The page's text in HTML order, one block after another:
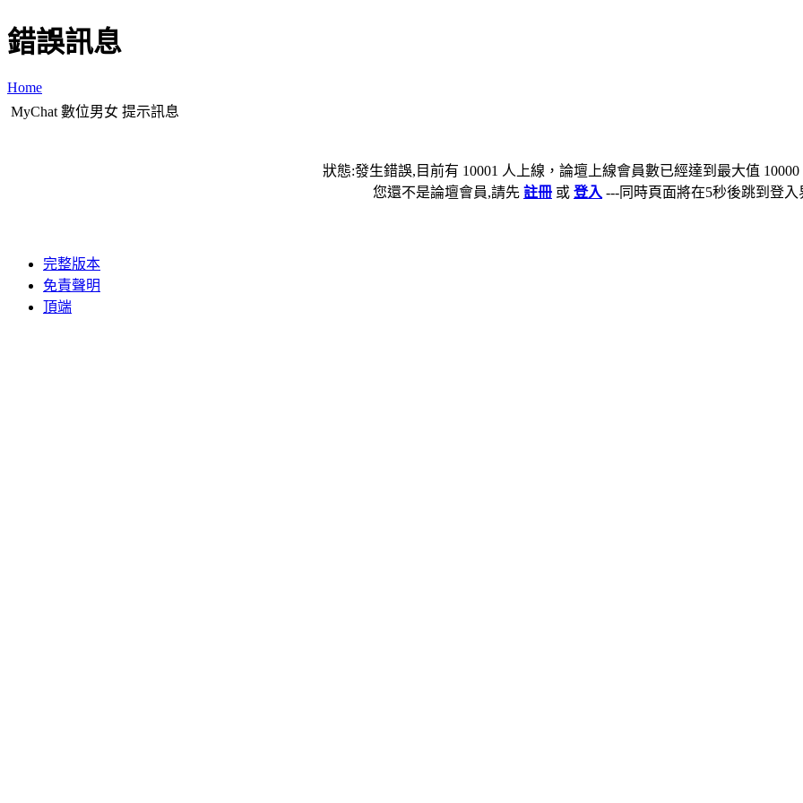
錯誤訊息
Home
MyChat 數位男女 提示訊息
狀態:發生錯誤,目前有 10001 人上線，論壇上線會員數已經達到最大值
您還不是論壇會員,請先 註冊 或 登入 ---同時頁面將在5秒後跳到登入
完整版本
免責聲明
頂端